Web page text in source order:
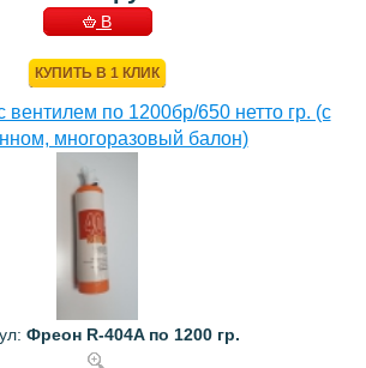
В
КУПИТЬ В 1 КЛИК
вентилем по 1200бр/650 нетто гр. (с
многоразовый балон)
Фреон R-404A по 1200 гр.